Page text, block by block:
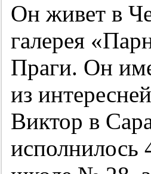
Он живет в
галерея
Праги. Он
из
Виктор в
исполнилось